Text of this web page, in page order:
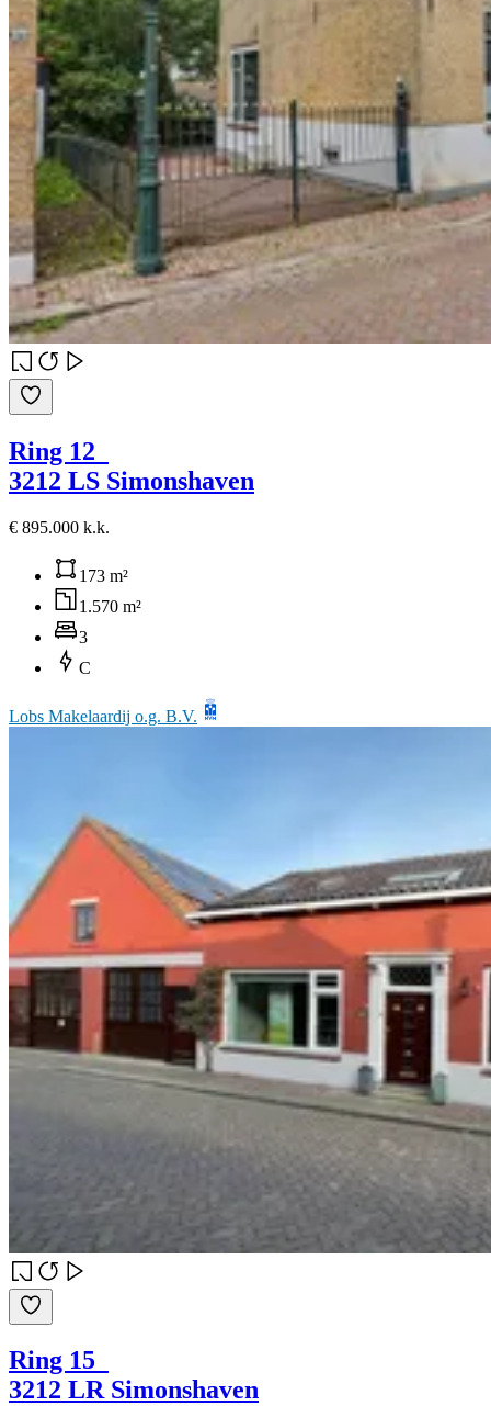
Ring 12
3212 LS Simonshaven
€ 895.000 k.k.
173 m²
1.570 m²
3
C
Lobs Makelaardij o.g. B.V.
Ring 15
3212 LR Simonshaven